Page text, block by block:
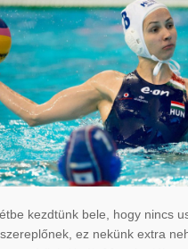
kezdtünk bele, hogy nincs
ez nekünk extra